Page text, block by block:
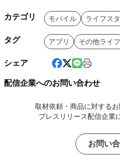
カテゴリ モバイル ライフス
タグ アプリ その他ライ
シェア
配信企業へのお問い合わせ
取材依頼・商品に対するお
プレスリリース配信企業
お問い